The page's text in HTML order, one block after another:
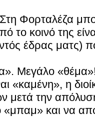
Φορταλέζα
το κοινό της
έδρας ματς)
Μεγάλο
«καμένη», η
μετά την
«μπαμ» και να